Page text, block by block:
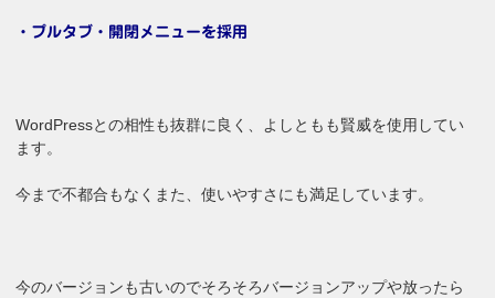
・プルタブ・開閉メニューを採用
WordPressとの相性も抜群に良く、よしともも賢威を使用してい
ます。
今まで不都合もなくまた、使いやすさにも満足しています。
今のバージョンも古いのでそろそろバージョンアップや放ったら